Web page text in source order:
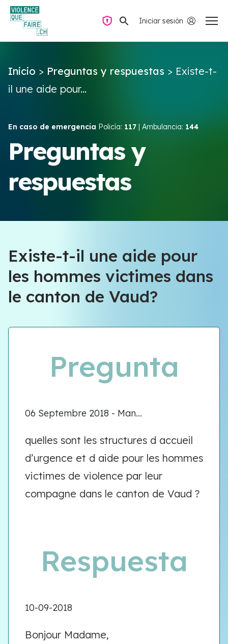
Iniciar sesión
Preguntas y respuestas
Violencia de pareja
Recursos y campañas
Navegación privada
Inicio > Preguntas y respuestas > Existe-t-
il une aide pour...
En caso de emergencia Policía: 117 | Ambulancia: 144
Preguntas y
respuestas
Existe-t-il une aide pour
les hommes victimes dans
le canton de Vaud?
Pregunta
06 Septembre 2018 - Man...
quelles sont les structures d accueil
d’urgence et d aide pour les hommes
victimes de violence par leur
compagne dans le canton de Vaud ?
Respuesta
10-09-2018
Bonjour Madame,